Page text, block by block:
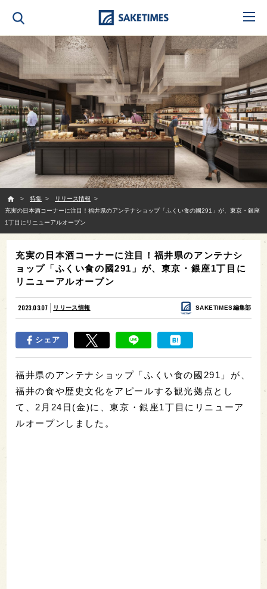
特集
リリース情報
充実の日本酒コーナーに注目！福井県のアンテナショップ「ふくい食の國291」が、東京・銀座
1丁目にリニューアルオープン
充実の日本酒コーナーに注目！福井県のアンテナシ
ョップ「ふくい食の國291」が、東京・銀座1丁目に
リニューアルオープン
2023.03.07 リリース情報 SAKETIMES編集部
シェア
福井県のアンテナショップ「ふくい食の國291」が、
福井の食や歴史文化をアピールする観光拠点とし
て、2月24日(金)に、東京・銀座1丁目にリニューア
ルオープンしました。